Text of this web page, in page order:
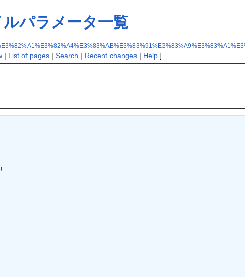
パラメータ一覧
| List of pages| Search | Recent changes| Help]